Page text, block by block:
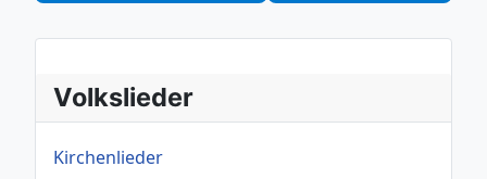
Volkslieder
Kirchenlieder